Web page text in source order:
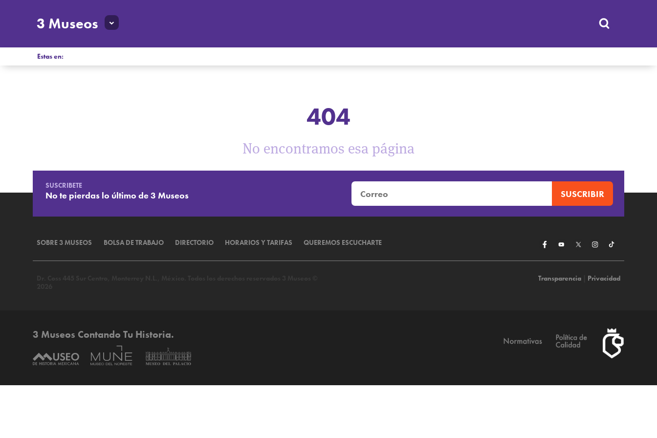
3 Museos
Estas en:
404
No encontramos esa página
SUSCRIBETE
No te pierdas lo último de 3 Museos
SOBRE 3 MUSEOS BOLSA DE TRABAJO DIRECTORIO HORARIOS Y TARIFAS QUEREMOS ESCUCHARTE
Transparencia| Privacidad
3 Museos Contando Tu Historia.